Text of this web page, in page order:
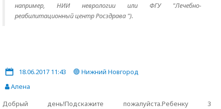
например, НИИ неврологии или ФГУ "Лечебно-
реабилитационный центр Росздрава ").
18.06.2017 11:43
Нижний Новгород
Алена
Добрый день!Подскажите пожалуйста.Ребенку 3